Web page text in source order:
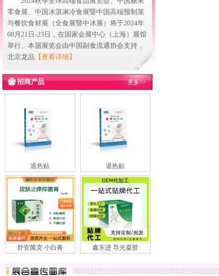
零食展、中国冰淇淋冷食展暨中国高端预制菜
与餐饮食材展（全食展暨中冰展）将于2024年
08月21日-23日，在国家会展中心（上海）展馆
举行。本届展览会由中国副食流通协会支持，
北京龙品 【查看详细】
招商产品 更多>>
退热贴 退热贴
舒安菌克 小白膏 鑫东进 导光凝胶